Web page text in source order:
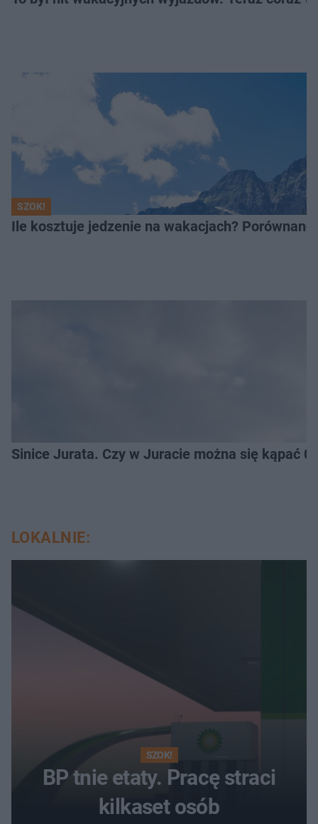
SZOK!
Ile kosztuje jedzenie na wakacjach? Porównano
Sinice Jurata. Czy w Juracie można się kąpać
LOKALNIE:
SZOK!
BP tnie etaty. Pracę straci
kilkaset osób